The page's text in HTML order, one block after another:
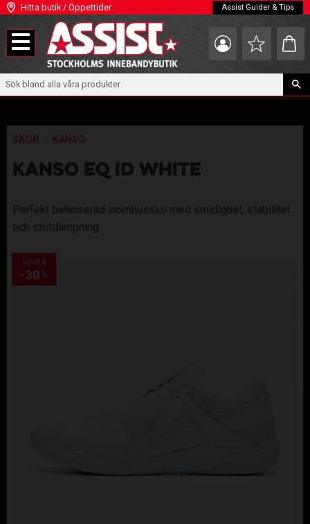
Meny
Hitta butik / Öppettider Assist Guider & Tips
Favoriter
SKOR KANSO
KANSO EQ ID WHITE
Perfekt balanserad inomhussko med smidighet, stabilitet
och stötdämpning
Spara
30 %